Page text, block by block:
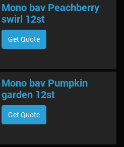
Mono bav Peachberry
swirl 12st
Get Quote
Mono bav Pumpkin
garden 12st
Get Quote